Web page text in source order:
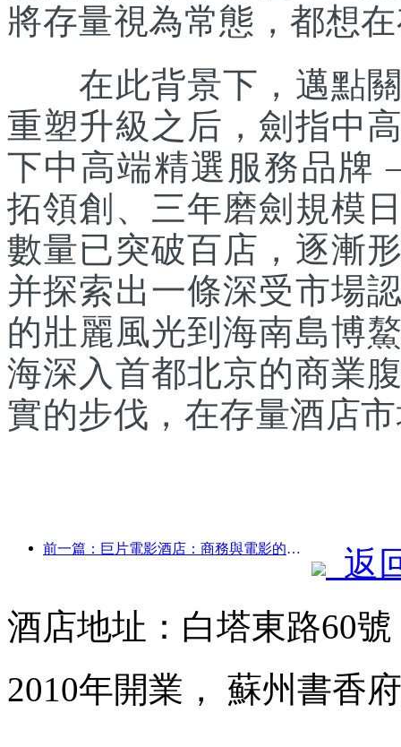
將存量視為常態，都想
在此背景下，邁點關
重塑升級之后，劍指中
下中高端精選服務品
拓領創、三年磨劍規模
數量已突破百店，逐漸
并探索出一條深受市場
的壯麗風光到海南島博
海深入首都北京的商業
實的步伐，在存量酒店
前一篇：巨片電影酒店：商務與電影的完美融合
返
酒店地址：白塔東路60
2010年開業， 蘇州書